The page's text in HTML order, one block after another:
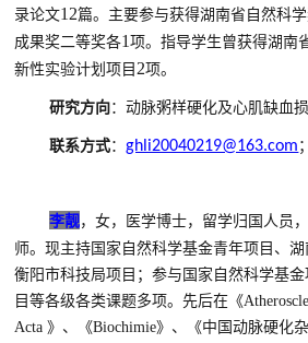
录论文12篇。主要参与获得湖南省自然科
成果奖二等奖各1项。指导学生曾获得湖南
新性实验计划项目 2项。
研究方向：动脉粥样硬化及心肌缺血
联系方式：ghli20040219@163.com ；
李靓，女，医学博士，留学归国人员
师。现主持国家自然科学基金青年项目、湖
衡阳市科技局项目；参与国家自然科学基
目等各级各类课题多项。先后在《
Acta 》、《Biochimie》、《中国动脉硬化